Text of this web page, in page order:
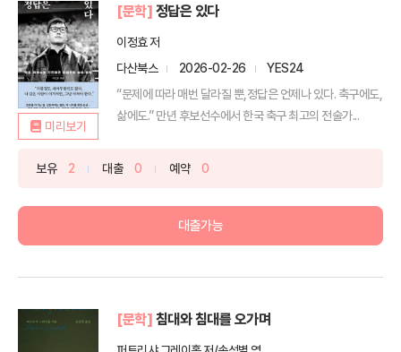
미리보기
[문학] 정답은 있다
이정효 저
다산북스
2026-02-26
YES24
“문제에 따라 매번 달라질 뿐,정답은 언제나 있다. 축구에도,
삶에도.” 만년 후보선수에서 한국 축구 최고의 전술가...
보유 2 대출 0 예약 0
대출가능
[문학] 침대와 침대를 오가며